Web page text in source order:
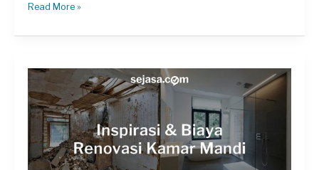
8
Atap
Karakter
Read More »